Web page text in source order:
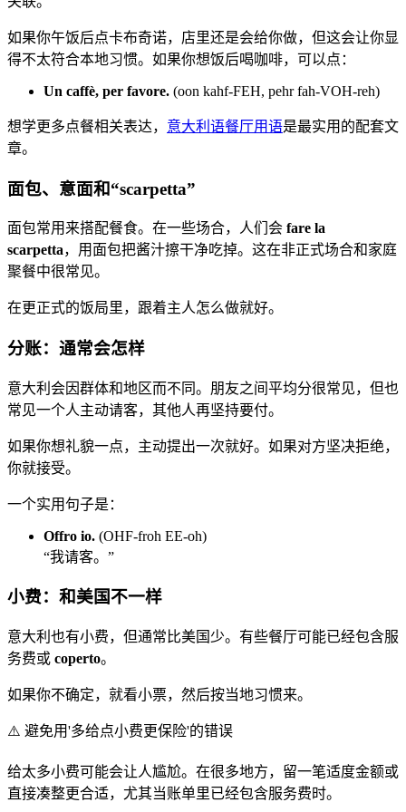
如果你午饭后点卡布奇诺，店里还是会给你做，但这会让你显
得不太符合本地习惯。如果你想饭后喝咖啡，可以点：
Un caffè, per favore. (oon kahf-FEH, pehr fah-VOH-reh)
想学更多点餐相关表达， 意大利语餐厅用语是最实用的配套文
章。
面包、意面和“scarpetta”
面包常用来搭配餐食。在一些场合，人们会 fare la
scarpetta，用面包把酱汁擦干净吃掉。这在非正式场合和家庭
聚餐中很常见。
在更正式的饭局里，跟着主人怎么做就好。
分账：通常会怎样
意大利会因群体和地区而不同。朋友之间平均分很常见，但也
常见一个人主动请客，其他人再坚持要付。
如果你想礼貌一点，主动提出一次就好。如果对方坚决拒绝，
你就接受。
一个实用句子是：
Offro io. (OHF-froh EE-oh)
“我请客。”
小费：和美国不一样
意大利也有小费，但通常比美国少。有些餐厅可能已经包含服
务费或 coperto。
如果你不确定，就看小票，然后按当地习惯来。
⚠️ 避免用'多给点小费更保险'的错误
给太多小费可能会让人尴尬。在很多地方，留一笔适度金额或
直接凑整更合适，尤其当账单里已经包含服务费时。